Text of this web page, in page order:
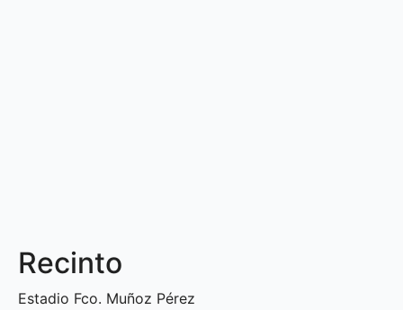
Recinto
Estadio Fco. Muñoz Pérez